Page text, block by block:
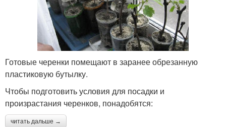
Готовые черенки помещают в заранее обрезанную
пластиковую бутылку.
Чтобы подготовить условия для посадки и
произрастания черенков, понадобятся:
читать дальше →